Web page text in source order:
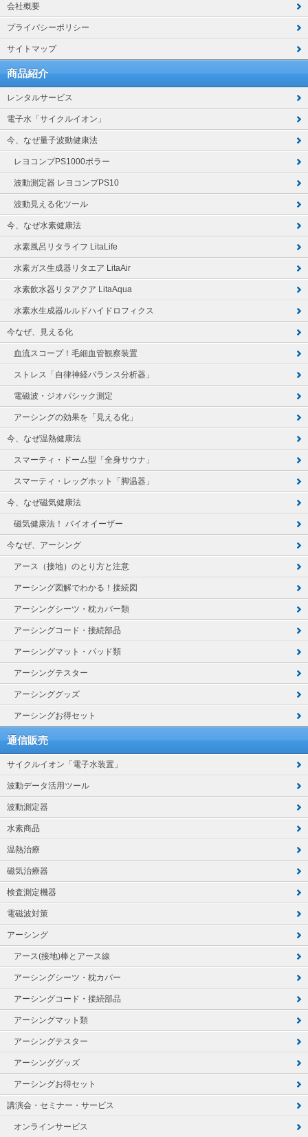
会社概要
プライバシーポリシー
サイトマップ
商品紹介
レンタルサービス
電子水「サイクルイオン」
今、なぜ量子波動健康法
レヨコンプPS1000ポラー
波動測定器 レヨコンプPS10
波動見える化ツール
今、なぜ水素健康法
水素風呂リタライフ LitaLife
水素ガス生成器リタエア LitaAir
水素飲水器リタアクア LitaAqua
水素水生成器ルルドハイドロフィクス
今なぜ、見える化
血流スコープ！毛細血管観察装置
ストレス「自律神経バランス分析器」
電磁波・ジオパシック測定
アーシングの効果を「見える化」
今、なぜ温熱健康法
スマーティ・ドーム型「全身サウナ」
スマーティ・レッグホット「脚温器」
今、なぜ磁気健康法
磁気健康法！ バイオイーザー
今なぜ、アーシング
アース（接地）のとり方と注意
アーシング図解でわかる！接続図
アーシングシーツ・枕カバー類
アーシングコード・接続部品
アーシングマット・パッド類
アーシングテスター
アーシンググッズ
アーシングお得セット
通信販売
サイクルイオン「電子水装置」
波動データ活用ツール
波動測定器
水素商品
温熱治療
磁気治療器
検査測定機器
電磁波対策
アーシング
アース(接地)棒とアース線
アーシングシーツ・枕カバー
アーシングコード・接続部品
アーシングマット類
アーシングテスター
アーシンググッズ
アーシングお得セット
講演会・セミナー・サービス
オンラインサービス